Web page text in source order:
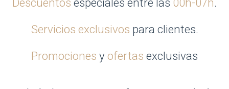
Descuentos especiales entre las 00h-07h.
Servicios exclusivos para clientes.
Promociones yofertas exclusivas